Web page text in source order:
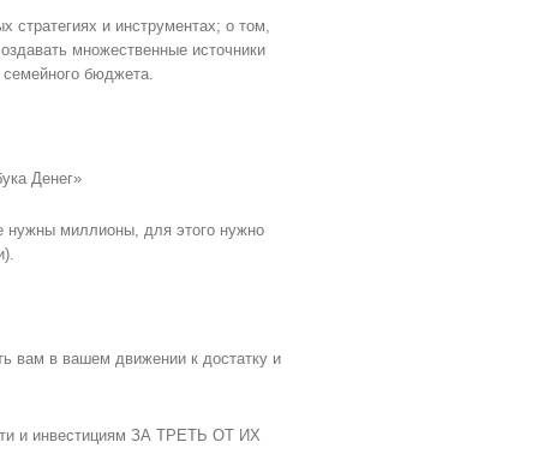
и инструментах; о том,
множественные источники
бюджета.
Денег»
нужны миллионы, для этого нужно
вам в вашем движении к достатку и
и инвестициям ЗА ТРЕТЬ ОТ ИХ